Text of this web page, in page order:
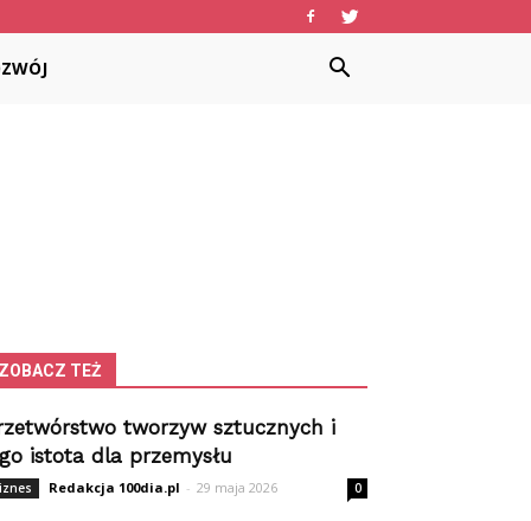
ZOBACZ TEŻ
tworzyw sztucznych i
istota dla przemysłu
Redakcja 100dia.pl - 29 maja 2026 0